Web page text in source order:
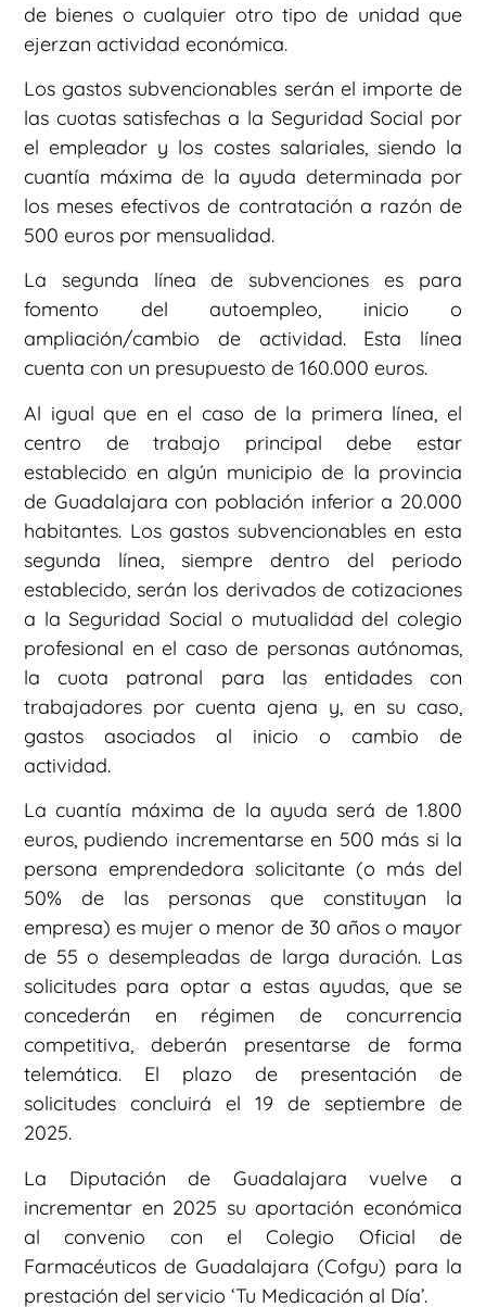
de bienes o cualquier otro tipo de unidad que
ejerzan actividad económica.
Los gastos subvencionables serán el importe de
las cuotas satisfechas a la Seguridad Social por
el empleador y los costes salariales, siendo la
cuantía máxima de la ayuda determinada por
los meses efectivos de contratación a razón de
500 euros por mensualidad.
La segunda línea de subvenciones es para
fomento del autoempleo, inicio o
ampliación/cambio de actividad. Esta línea
cuenta con un presupuesto de 160.000 euros.
Al igual que en el caso de la primera línea, el
centro de trabajo principal debe estar
establecido en algún municipio de la provincia
de Guadalajara con población inferior a 20.000
habitantes. Los gastos subvencionables en esta
segunda línea, siempre dentro del periodo
establecido, serán los derivados de cotizaciones
a la Seguridad Social o mutualidad del colegio
profesional en el caso de personas autónomas,
la cuota patronal para las entidades con
trabajadores por cuenta ajena y, en su caso,
gastos asociados al inicio o cambio de
actividad.
La cuantía máxima de la ayuda será de 1.800
euros, pudiendo incrementarse en 500 más si la
persona emprendedora solicitante (o más del
50% de las personas que constituyan la
empresa) es mujer o menor de 30 años o mayor
de 55 o desempleadas de larga duración. Las
solicitudes para optar a estas ayudas, que se
concederán en régimen de concurrencia
competitiva, deberán presentarse de forma
telemática. El plazo de presentación de
solicitudes concluirá el 19 de septiembre de
2025.
La Diputación de Guadalajara vuelve a
incrementar en 2025 su aportación económica
al convenio con el Colegio Oficial de
Farmacéuticos de Guadalajara (Cofgu) para la
prestación del servicio ‘Tu Medicación al Día’.